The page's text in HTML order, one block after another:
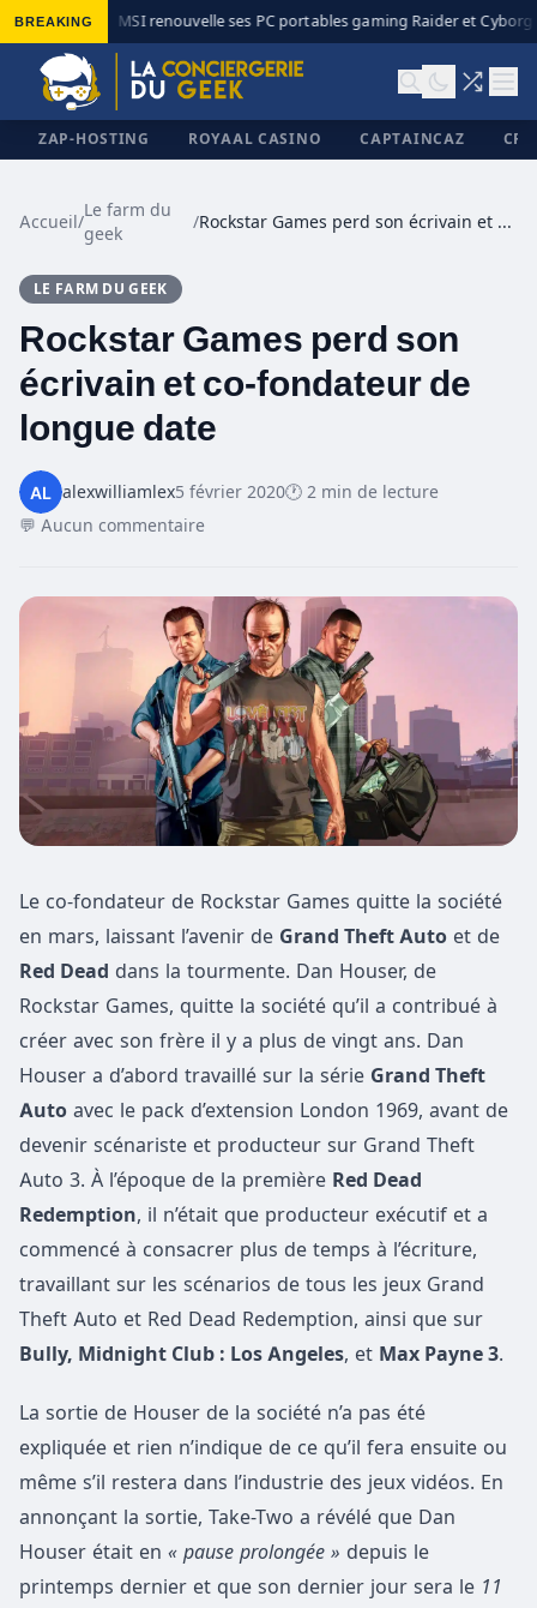
BREAKING MSI renouvelle ses PC portables gaming Raider et Cyborg
ZAP-HOSTING ROYAAL CASINO CAPTAINCAZ
Accueil/
Le farm du
geek
/ Rockstar Games perd son écrivain et co-fondateur de longue date
LE FARM DU GEEK
Rockstar Games perd son
écrivain et co-fondateur de
longue date
alexwilliamlex5 février 2020🕐 2 min de lecture
💬 Aucun commentaire
Le co-fondateur de Rockstar Games quitte la société
en mars, laissant l’avenir de Grand Theft Auto et de
Red Dead dans la tourmente. Dan Houser, de
Rockstar Games, quitte la société qu’il a contribué à
créer avec son frère il y a plus de vingt ans. Dan
Houser a d’abord travaillé sur la série Grand Theft
Auto avec le pack d’extension London 1969, avant de
devenir scénariste et producteur sur Grand Theft
Auto 3. À l’époque de la première Red Dead
Redemption, il n’était que producteur exécutif et a
commencé à consacrer plus de temps à l’écriture,
travaillant sur les scénarios de tous les jeux Grand
Theft Auto et Red Dead Redemption, ainsi que sur
Bully, Midnight Club : Los Angeles, et Max Payne 3.
La sortie de Houser de la société n’a pas été
expliquée et rien n’indique de ce qu’il fera ensuite ou
même s’il restera dans l’industrie des jeux vidéos. En
annonçant la sortie, Take-Two a révélé que Dan
Houser était en « pause prolongée » depuis le
printemps dernier et que son dernier jour sera le 11